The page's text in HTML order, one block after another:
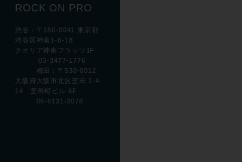
ROCK ON PRO
渋谷：〒150-0041 東京都
渋谷区神南1-8-18
クオリア神南フラッツ1F
03-3477-1776
梅田：〒530-0012
大阪府大阪市北区芝田 1-4-
14 芝田町ビル 6F
06-6131-3078